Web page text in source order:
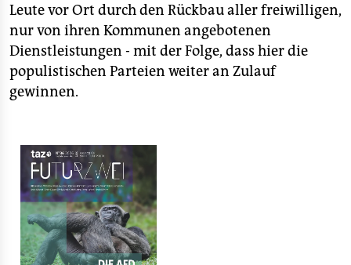
Leute vor Ort durch den Rückbau aller freiwilligen,
nur von ihren Kommunen angebotenen
Dienstleistungen - mit der Folge, dass hier die
populistischen Parteien weiter an Zulauf
gewinnen.